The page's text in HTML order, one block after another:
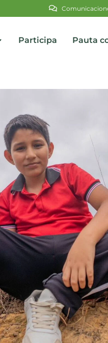
Participa Pauta